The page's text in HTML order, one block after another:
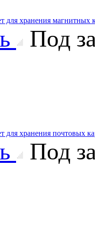
для хранения магнитных
Под
для хранения почтовых
Под